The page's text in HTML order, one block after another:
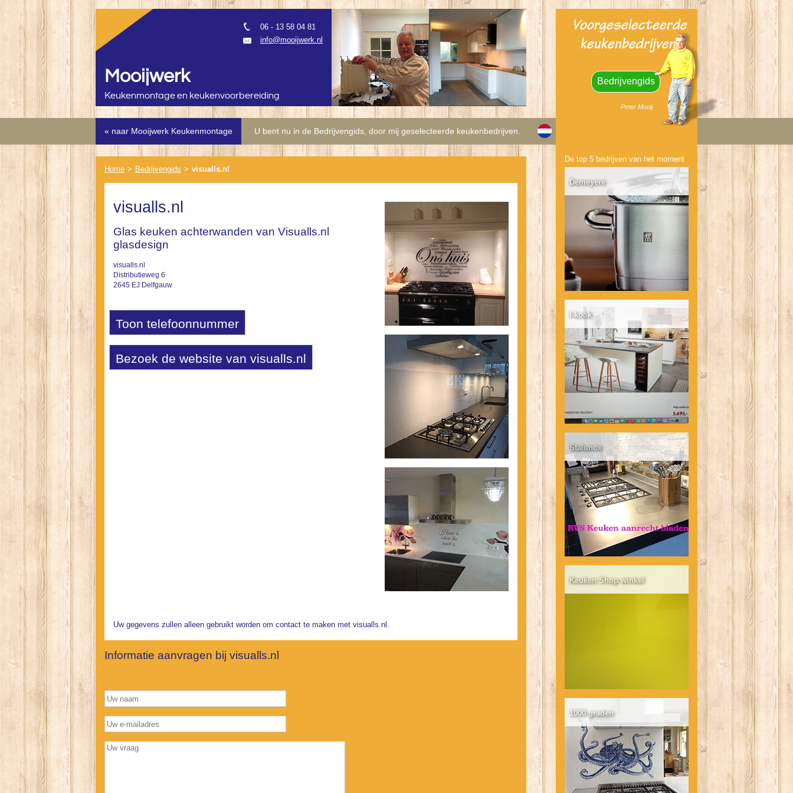
06 - 13 58 04 81
info@mooijwerk.nl
Mooijwerk
Keukenmontage en keukenvoorbereiding
« naar Mooijwerk Keukenmontage U bent nu in de Bedrijvengids, door mij geselecteerde keukenbedrijven.
Home > Bedrijvengids > visualls.nl
visualls.nl
Glas keuken achterwanden van Visualls.nl
glasdesign
visualls.nl
Distributieweg 6
2645 EJ Delfgauw
Toon telefoonnummer
Bezoek de website van visualls.nl
Uw gegevens zullen alleen gebruikt worden om contact te maken met visualls.nl.
Informatie aanvragen bij visualls.nl
Voorgeselecteerde
keukenbedrijven:
Bedrijvengids
Peter Mooij
De top 5 bedrijven van het moment
Demeyere
I-kook
Stalunox
Keuken Shop winkel
1000 graden